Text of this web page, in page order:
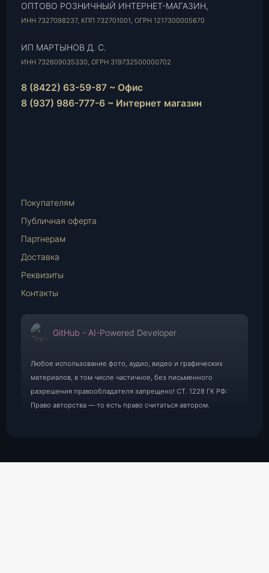
ОПТОВО РОЗНИЧНЫЙ ИНТЕРНЕТ-МАГАЗИН,
ИНН 7327098237, КПП 732701001, ОГРН 1217300005670
ИП МАРТЫНОВ Д. С.
ИНН 732609035330, ОГРН 319732500000702
8 (8422) 63-59-87 ~ Офис
8 (937) 986-777-6 ~ Интернет магазин
Mail
Покупателям
Публичная оферта
Партнерам
Доставка
Реквизиты
Контакты
GitHub - AI-Powered Developer
Любое использование фото, аудио, видео и графических
материалов, в том числе частичное, без письменного
разрешения правообладателя запрещено! СТ. 1228 ГК РФ:
Право авторства — то есть право считаться автором.